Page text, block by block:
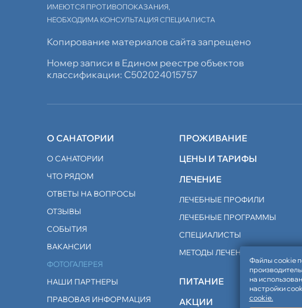
Файлы cookie
на
настройки
cookie.
ИМЕЮТСЯ ПРОТИВОПОКАЗАНИЯ,
НЕОБХОДИМА КОНСУЛЬТАЦИЯ СПЕЦИАЛИСТА
Копирование материалов сайта запрещено
Номер записи в Едином реестре объектов
классификации: С502024015757
О САНАТОРИИ
О САНАТОРИИ
ЧТО РЯДОМ
ОТВЕТЫ НА ВОПРОСЫ
ОТЗЫВЫ
СОБЫТИЯ
ВАКАНСИИ
ФОТОГАЛЕРЕЯ
НАШИ ПАРТНЕРЫ
ПРАВОВАЯ ИНФОРМАЦИЯ
ПРОЖИВАНИЕ
ЦЕНЫ И ТАРИФЫ
ЛЕЧЕНИЕ
ЛЕЧЕБНЫЕ ПРОФИЛИ
ЛЕЧЕБНЫЕ ПРОГРАММЫ
СПЕЦИАЛИСТЫ
МЕТОДЫ ЛЕЧЕНИЯ
ПИТАНИЕ
АКЦИИ